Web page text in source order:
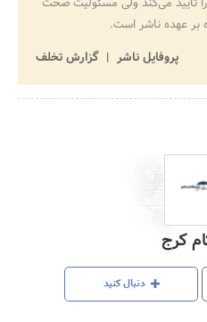
عهده ناشر است.
پروفایل ناشر
گزارش تخلف
کرج
دنبال کنید